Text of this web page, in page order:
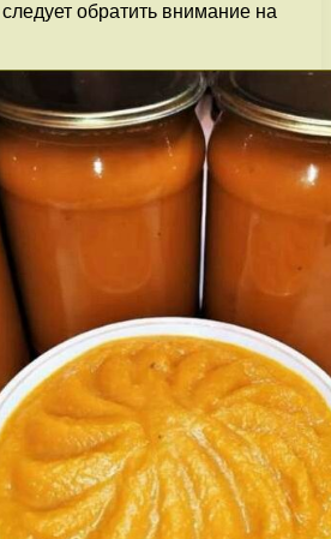
обратить внимание на